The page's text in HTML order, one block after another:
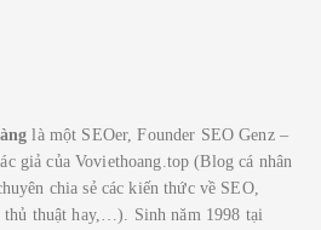
là một SEOer, Founder SEO Genz –
giả của Voviethoang.top (Blog cá nhân
chia sẻ các kiến thức về SEO,
thuật hay,…). Sinh năm 1998 tại